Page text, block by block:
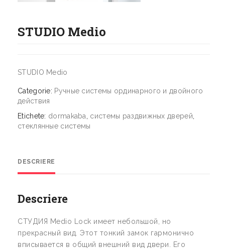
STUDIO Medio
STUDIO Medio
Categorie: Ручные системы ординарного и двойного
действия
Etichete: dormakaba системы раздвижных дверей
стеклянные системы
DESCRIERE
Descriere
СТУДИЯ Medio Lock имеет небольшой, но
прекрасный вид. Этот тонкий замок гармонично
вписывается в общий внешний вид двери. Его